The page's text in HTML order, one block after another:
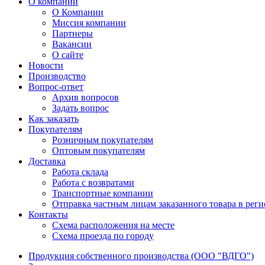
О Компании
Миссия компании
Партнеры
Вакансии
О сайте
Новости
Производство
Вопрос-ответ
Архив вопросов
Задать вопрос
Как заказать
Покупателям
Розничным покупателям
Оптовым покупателям
Доставка
Работа склада
Работа с возвратами
Транспортные компании
Отправка частным лицам заказанного товара в
Контакты
Схема расположения на месте
Схема проезда по городу
Продукция собственного производства (ООО "ВДГО")